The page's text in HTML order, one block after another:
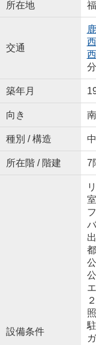
所在地
交通
分
築年月
向き
種別 / 構造
所在階 / 階建 7
設備条件